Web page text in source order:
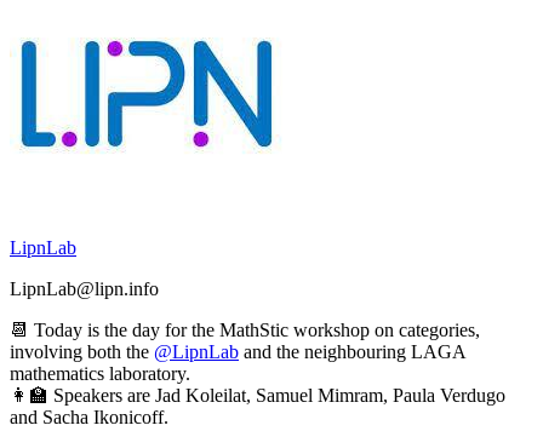
LipnLab
LipnLab@lipn.info
📆 Today is the day for the MathStic workshop on categories,
involving both the @LipnLab and the neighbouring LAGA
mathematics laboratory.
👩‍🏫 Speakers are Jad Koleilat, Samuel Mimram, Paula Verdugo
and Sacha Ikonicoff.